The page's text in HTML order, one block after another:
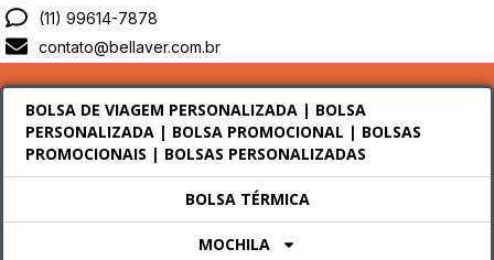
(11) 99614-7878
contato@bellaver.com.br
BOLSA DE VIAGEM PERSONALIZADA | BOLSA
PERSONALIZADA | BOLSA PROMOCIONAL | BOLSAS
PROMOCIONAIS | BOLSAS PERSONALIZADAS
BOLSA TÉRMICA
MOCHILA